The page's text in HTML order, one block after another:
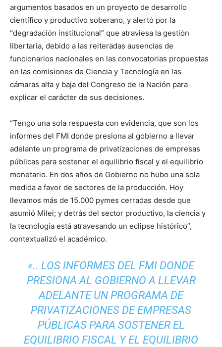
argumentos basados en un proyecto de desarrollo
científico y productivo soberano, y alertó por la
“degradación institucional” que atraviesa la gestión
libertaria, debido a las reiteradas ausencias de
funcionarios nacionales en las convocatorias propuestas
en las comisiones de Ciencia y Tecnología en las
cámaras alta y baja del Congreso de la Nación para
explicar el carácter de sus decisiones.
“Tengo una sola respuesta con evidencia, que son los
informes del FMI donde presiona al gobierno a llevar
adelante un programa de privatizaciones de empresas
públicas para sostener el equilibrio fiscal y el equilibrio
monetario. En dos años de Gobierno no hubo una sola
medida a favor de sectores de la producción. Hoy
llevamos más de 15.000 pymes cerradas desde que
asumió Milei; y detrás del sector productivo, la ciencia y
la tecnología está atravesando un eclipse histórico”,
contextualizó el académico.
«.. LOS INFORMES DEL FMI DONDE
PRESIONA AL GOBIERNO A LLEVAR
ADELANTE UN PROGRAMA DE
PRIVATIZACIONES DE EMPRESAS
PÚBLICAS PARA SOSTENER EL
EQUILIBRIO FISCAL Y EL EQUILIBRIO